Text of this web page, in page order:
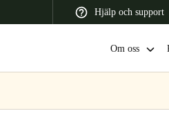
Hjälp och support
Om oss